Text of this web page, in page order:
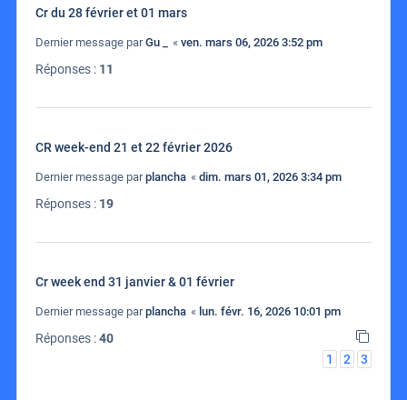
Cr du 28 février et 01 mars
Dernier message parGu _ « ven. mars 06, 2026 3:52 pm
Réponses : 11
CR week-end 21 et 22 février 2026
Dernier message parplancha « dim. mars 01, 2026 3:34 pm
Réponses : 19
Cr week end 31 janvier & 01 février
Dernier message parplancha « lun. févr. 16, 2026 10:01 pm
Réponses :40
1
2 3